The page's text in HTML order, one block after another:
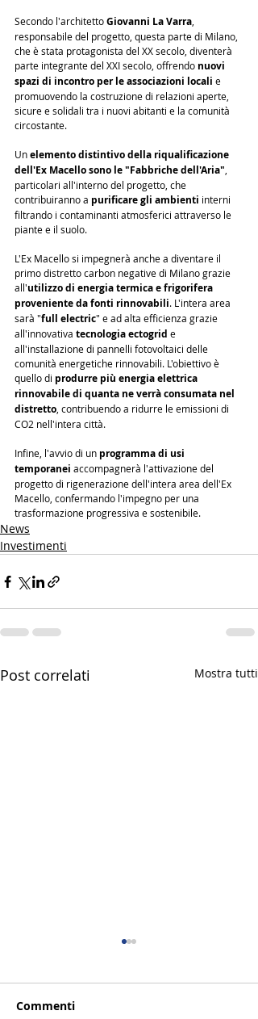
Secondo l'architetto Giovanni La Varra,
responsabile del progetto, questa parte di Milano,
che è stata protagonista del XX secolo, diventerà
parte integrante del XXI secolo, offrendo nuovi
spazi di incontro per le associazioni locali e
promuovendo la costruzione di relazioni aperte,
sicure e solidali tra i nuovi abitanti e la comunità
circostante.
Un elemento distintivo della riqualificazione
dell'Ex Macello sono le "Fabbriche dell'Aria",
particolari all'interno del progetto, che
contribuiranno a purificare gli ambienti interni
filtrando i contaminanti atmosferici attraverso le
piante e il suolo.
L'Ex Macello si impegnerà anche a diventare il
primo distretto carbon negative di Milano grazie
all'utilizzo di energia termica e frigorifera
proveniente da fonti rinnovabili. L'intera area
sarà "full electric" e ad alta efficienza grazie
all'innovativa tecnologia ectogrid e
all'installazione di pannelli fotovoltaici delle
comunità energetiche rinnovabili. L'obiettivo è
quello di produrre più energia elettrica
rinnovabile di quanta ne verrà consumata nel
distretto, contribuendo a ridurre le emissioni di
CO2 nell'intera città.
Infine, l'avvio di un programma di usi
temporanei accompagnerà l'attivazione del
progetto di rigenerazione dell'intera area dell'Ex
Macello, confermando l'impegno per una
trasformazione progressiva e sostenibile.
News
Investimenti
Post correlati Mostra tutti
Commenti